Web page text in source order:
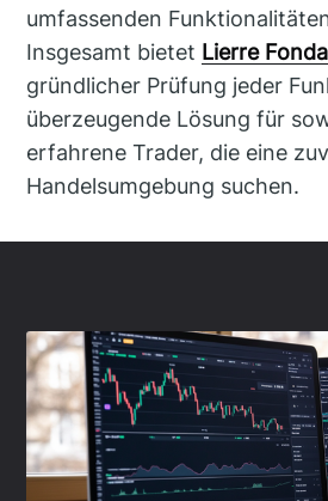
umfassenden
Insgesamt bietet Lierre
gründlicher Prüfung jeder
überzeugende Lösung für
erfahrene Trader, die eine
Handelsumgebung suchen.